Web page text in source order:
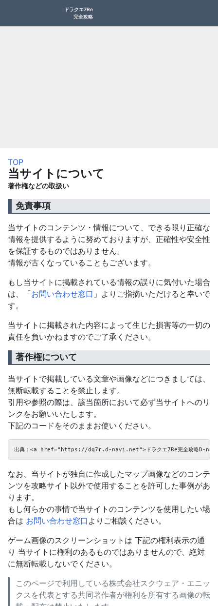
ドラクエ7Re
完全攻略
TOP
当サイトについて
著作権などの取扱い
免責事項
当サイトのコンテンツ・情報について、できる限り正確な
情報を提供するように努めておりますが、正確性や安全性
を保証するものではありません。
情報が古くなっていることもございます。
もし当サイトに掲載されている情報の誤りに気付いた場合
は、「お問い合わせ窓口 」よりご指摘いただけると幸いで
す。
当サイトに掲載された内容によって生じた損害等の一切の
責任を負いかねますのでご了承ください。
著作権について
当サイトで掲載している文章や画像などにつきましては、
無断転載することを禁止します。
引用や参照の際は、該当箇所において必ず当サイトへのリ
ンクをお願いいたします。
下記のコードをそのままお使いください。
出典：<a href="https://dq7r.d-navi.net">ドラクエ7Re完全攻略D-
なお、当サイトが独自に作成したマップ画像などのコンテ
ンツを攻略サイト以外で使用することを許可した事例があ
ります。
もし何らかの事情で当サイトのコンテンツを使用したい場
合は お問い合わせ窓口 よりご相談ください。
ゲーム画像のスクリーンショットは 下記の権利表示の通
り 当サイトに権利のあるものではありませんので、絶対
に無断転載しないでください。
このページで利用している株式会社スクウェア・エニッ
クスを代表とする共同著作者が権利を所有する画像の転